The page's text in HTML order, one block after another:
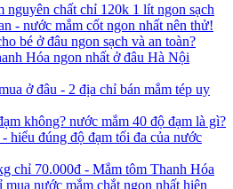
nguyên chất chỉ 120k 1 lít ngon sạch
- nước mắm cốt ngon nhất nên thử!
bé ở đâu ngon sạch và an toàn?
Hóa ngon nhất ở đâu Hà Nội
ở đâu - 2 địa chỉ bán mắm tép uy
không? nước mắm 40 độ đạm là gì?
hiểu đúng độ đạm tối đa của nước
chỉ 70.000đ - Mắm tôm Thanh Hóa
nước mắm chắt ngon nhất hiện